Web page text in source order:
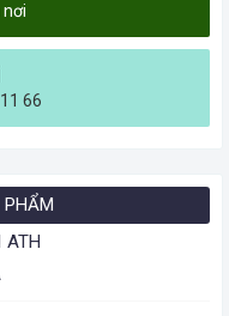
nơi
66
ATH